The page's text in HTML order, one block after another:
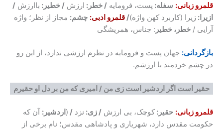
قلمرو زبانی: سفله: پست، فرومایه / خطر: ارزش / خطیر: باارزش /
ازیرا: زیرا (کاربرد کهن واژه)/قلمرو ادبی: چشم: مجاز از نظر؛ واژه
آرایی / خطر، خطیر : جناس، همریشگی
بازگردانی: جهان پست و فرومایه در نظرم ارزشی ندارد، از این رو
در چشم خردمند با ارزشم.
حقیر است اگر اردشیر است زی من / امیری که من بر دل او حقیرم
قلمرو زبانی: حقیر: کوچک، بی ارزش / زی: نزد /
( اردشیر: آن که
حکومت مقدس دارد، شهریاری و پادشاهی مقدس؛ نام برخی از